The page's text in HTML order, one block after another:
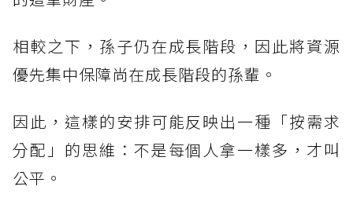
相較之下，孫子仍在成長階段，因此將資源
優先集中保障尚在成長階段的孫輩。
因此，這樣的安排可能反映出一種「按需求
分配」的思維：不是每個人拿一樣多，才叫
公平。